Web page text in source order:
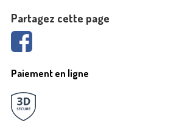
Partagez cette page
Paiement en ligne